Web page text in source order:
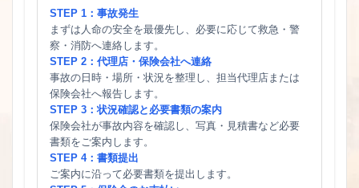
STEP 1：事故発生
まずは人命の安全を最優先し、必要に応じて救急・警
察・消防へ連絡します。
STEP 2：代理店・保険会社へ連絡
事故の日時・場所・状況を整理し、担当代理店または
保険会社へ報告します。
STEP 3：状況確認と必要書類の案内
保険会社が事故内容を確認し、写真・見積書など必要
書類をご案内します。
STEP 4：書類提出
ご案内に沿って必要書類を提出します。